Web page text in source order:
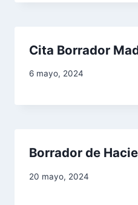
s
Cita Borrador
6 mayo, 2024
Borrador de
20 mayo, 2024